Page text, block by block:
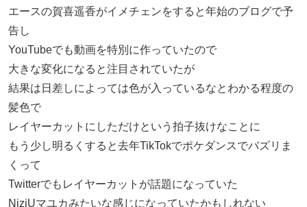
エースの賀喜遥香がイメチェンをすると年始のブログで予
告し
YouTubeでも動画を特別に作っていたので
大きな変化になると注目されていたが
結果は日差しによっては色が入っているなとわかる程度の
髪色で
レイヤーカットにしただけという拍子抜けなことに
もう少し明るくすると去年TikTokでポケダンスでバズリま
くって
Twitterでもレイヤーカットが話題になっていた
NiziUマユカみたいな感じになっていたかもしれない